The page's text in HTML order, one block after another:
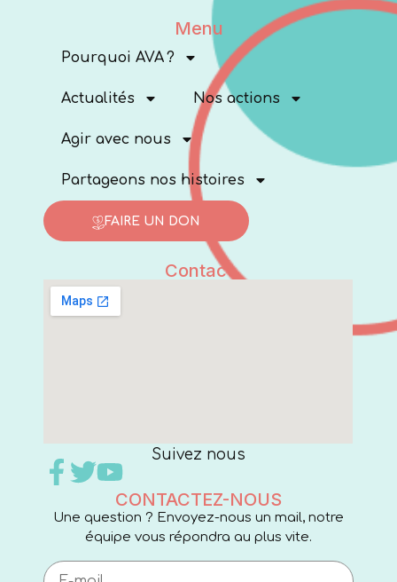
Menu
Pourquoi AVA ?
Actualités Nos actions
Agir avec nous
Partageons nos histoires
FAIRE UN DON
Contact
Suivez nous
CONTACTEZ-NOUS
Une question ? Envoyez-nous un mail, notre
équipe vous répondra au plus vite.